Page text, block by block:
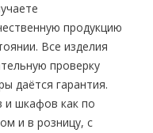
продукцию
Все изделия
проверку
даётся гарантия.
и шкафов как по
и в розницу, с